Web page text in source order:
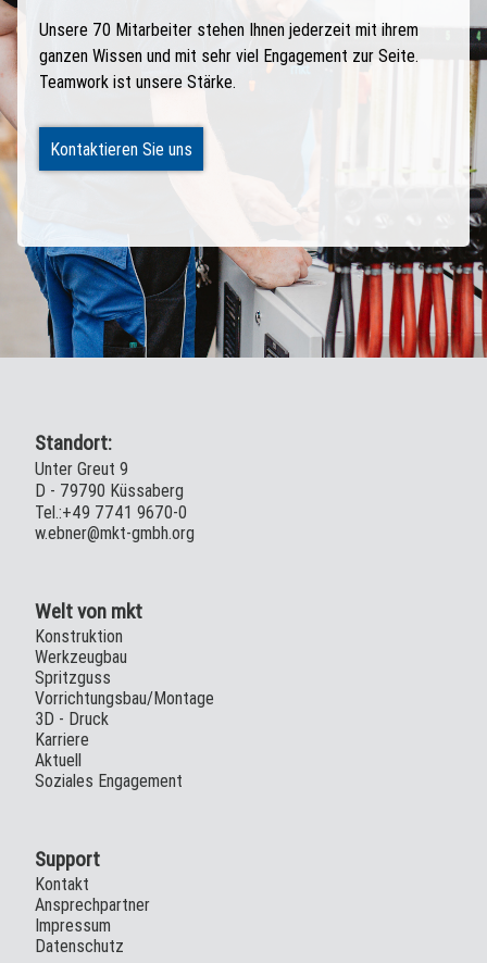
Unsere 70 Mitarbeiter stehen Ihnen jederzeit mit ihrem
ganzen Wissen und mit sehr viel Engagement zur Seite.
Teamwork ist unsere Stärke.
Kontaktieren Sie uns
Standort:
Unter Greut 9
D - 79790 Küssaberg
Tel.:+49 7741 9670-0
w.ebner@mkt-gmbh.org
Welt von mkt
Konstruktion
Werkzeugbau
Spritzguss
Vorrichtungsbau/Montage
3D - Druck
Karriere
Aktuell
Soziales Engagement
Support
Kontakt
Ansprechpartner
Impressum
Datenschutz